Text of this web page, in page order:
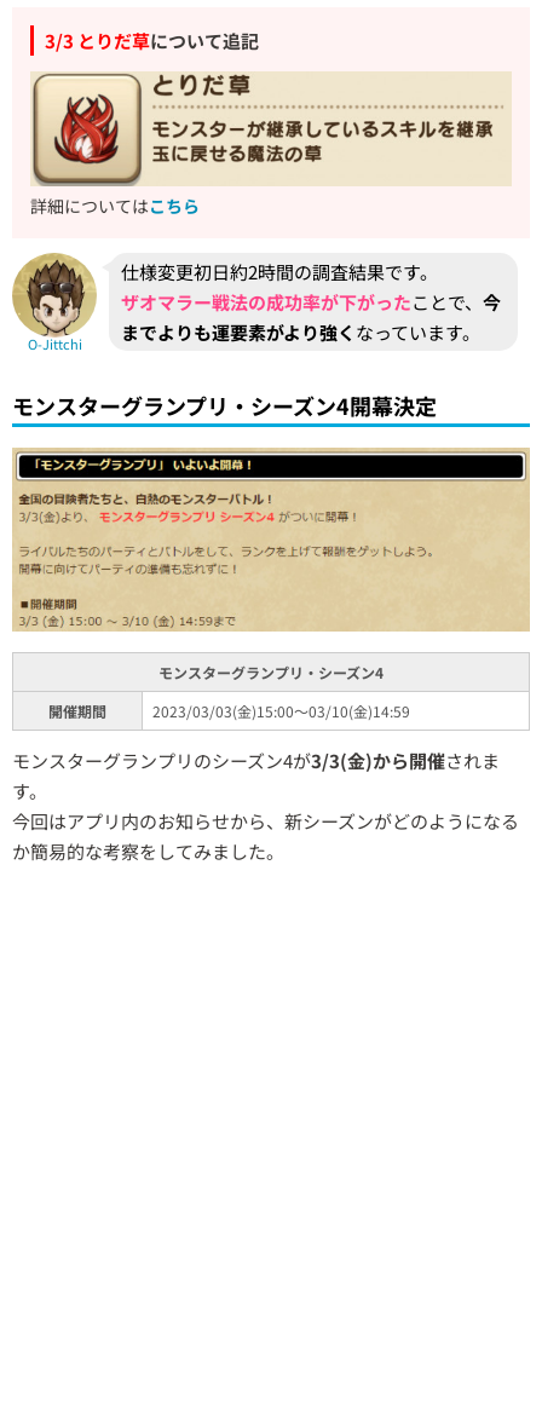
3/3 とりだ草について追記
詳細についてはこちら
O-Jittchi
仕様変更初日約2時間の調査結果です。
ザオマラー戦法の成功率が下がったことで、 今
までよりも運要素がより強く なっています。
モンスターグランプリ・シーズン4開幕決定
モンスターグランプリ・シーズン4
開催期間
2023/03/03(金)15:00～03/10(金)14:59
モンスターグランプリのシーズン4が3/3(金)から開催されま
す。
今回はアプリ内のお知らせから、新シーズンがどのようになる
か簡易的な考察をしてみました。